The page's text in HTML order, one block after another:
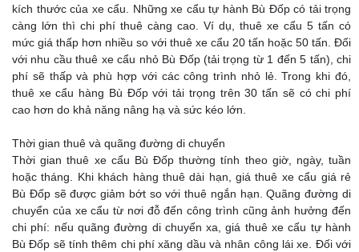
kích thước của xe cẩu. Những xe cẩu tự hành Bù Đốp có tải trọng
càng lớn thì chi phí thuê càng cao. Ví dụ, thuê xe cẩu 5 tấn có
mức giá thấp hơn nhiều so với thuê xe cẩu 20 tấn hoặc 50 tấn. Đối
với nhu cầu thuê xe cẩu nhỏ Bù Đốp (tải trọng từ 1 đến 5 tấn), chi
phí sẽ thấp và phù hợp với các công trình nhỏ lẻ. Trong khi đó,
thuê xe cẩu hàng Bù Đốp với tải trọng trên 30 tấn sẽ có chi phí
cao hơn do khả năng nâng hạ và sức kéo lớn.
Thời gian thuê và quãng đường di chuyển
Thời gian thuê xe cẩu Bù Đốp thường tính theo giờ, ngày, tuần
hoặc tháng. Khi khách hàng thuê dài hạn, giá thuê xe cẩu giá rẻ
Bù Đốp sẽ được giảm bớt so với thuê ngắn hạn. Quãng đường di
chuyển của xe cẩu từ nơi đỗ đến công trình cũng ảnh hưởng đến
chi phí: nếu quãng đường di chuyển xa, giá thuê xe cẩu tự hành
Bù Đốp sẽ tính thêm chi phí xăng dầu và nhân công lái xe. Đối với